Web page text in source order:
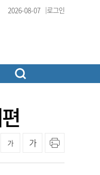
2026-08-07 로그인
가 가